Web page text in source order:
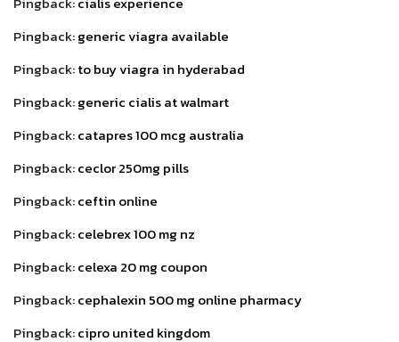
Pingback:generic viagra available
Pingback:to buy viagra in hyderabad
Pingback:generic cialis at walmart
Pingback:catapres 100 mcg australia
Pingback:ceclor 250mg pills
Pingback:ceftin online
Pingback:celebrex 100 mg nz
Pingback:celexa 20 mg coupon
Pingback:cephalexin 500 mg online pharmacy
Pingback:cipro united kingdom